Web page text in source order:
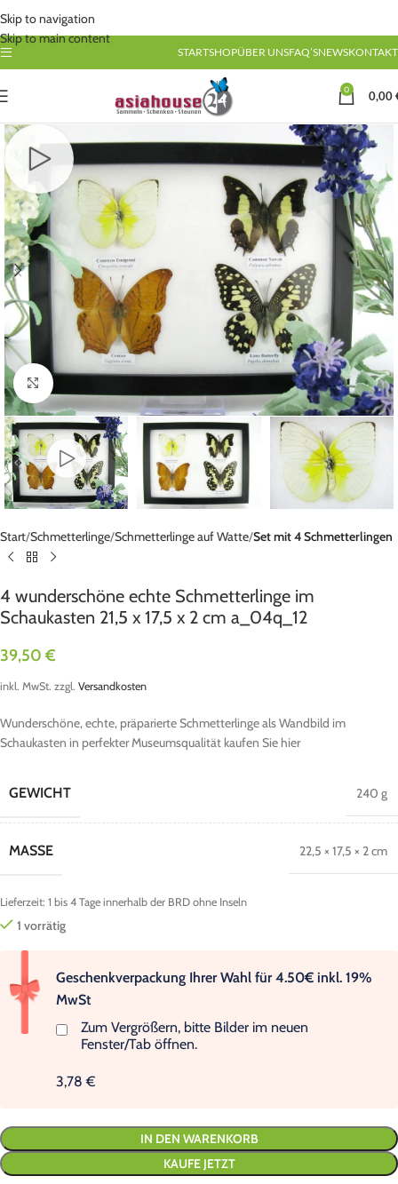
Skip to navigation
Skip to main content
STARTSHOPÜBER UNSFAQ’SNEWSKONTAKT
0 0,00
Click to enlarge
Start Schmetterlinge Schmetterlinge auf Watte Set mit 4 Schmetterlingen
4 wunderschöne echte Schmetterlinge im
Schaukasten 21,5 x 17,5 x 2 cm a_04q_12
39,50€
inkl. MwSt. zzgl. Versandkosten
Wunderschöne, echte, präparierte Schmetterlinge als Wandbild im
Schaukasten in perfekter Museumsqualität kaufen Sie hier
GEWICHT 240 g
MASSE 22,5 × 17,5 × 2 cm
Lieferzeit: 1 bis 4 Tage innerhalb der BRD ohne Inseln
1 vorrätig
Geschenkverpackung Ihrer Wahl für 4.50€ inkl. 19%
MwSt
Zum Vergrößern, bitte Bilder im neuen
Fenster/Tab öffnen.
3,78 €
IN DEN WARENKORB
KAUFE JETZT